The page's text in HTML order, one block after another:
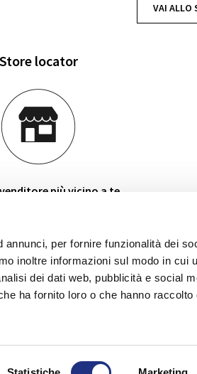
per fornire funzionalità dei
inoltre informazioni sul modo in cui
dei dati web, pubblicità e social
ha fornito loro o che hanno raccolto
VAI ALLO
Store locator
più vicino a te
STORE LOCATOR